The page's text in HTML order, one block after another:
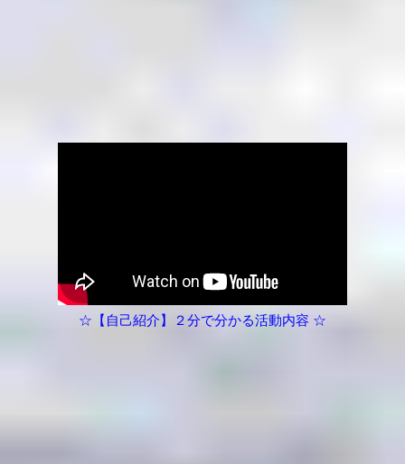
☆【自己紹介】２分で分かる活動内容 ☆